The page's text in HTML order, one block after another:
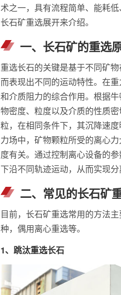
术之一，具有流程简单、能耗
长石矿重选展开来介绍。
一、长石矿的重选
重选长石的关键是基于不同矿
而表现出不同的运动特性。在
和介质阻力的综合作用。根据
物密度、粒度以及介质的性质
粒，在相同条件下，其沉降速
力场中，矿物颗粒所受的离心
度有关。通过控制离心设备的
下沿不同轨迹运动，从而实现分
二、常见的长石矿
目前，长石矿重选常用的方法
种，偶用离心重选等。
1、跳汰重选长石